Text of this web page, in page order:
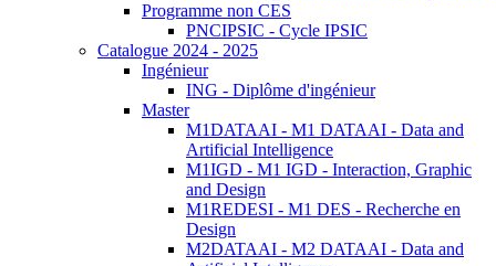
Programme non CES
PNCIPSIC - Cycle IPSIC
Catalogue 2024 - 2025
Ingénieur
ING - Diplôme d'ingénieur
Master
M1DATAAI - M1 DATAAI - Data and
Artificial Intelligence
M1IGD - M1 IGD - Interaction, Graphic
and Design
M1REDESI - M1 DES - Recherche en
Design
M2DATAAI - M2 DATAAI - Data and